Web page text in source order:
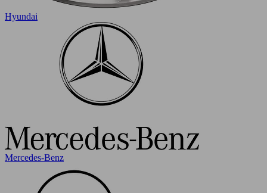
Hyundai
Mercedes-Benz